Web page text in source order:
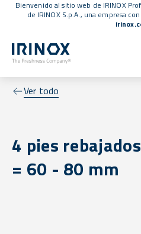
Bienvenido al sitio web de IRINOX
de IRINOX S.p.A., una empresa con
Ver todo
4 pies
= 60 - 80 mm